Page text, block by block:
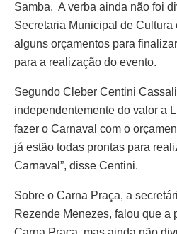
Samba. A verba ainda não foi
Secretaria Municipal de
alguns orçamentos para
para a realização do evento.
Segundo Cleber Centini
independentemente do valor a
fazer o Carnaval com o
já estão todas prontas para
Carnaval”, disse Centini.
Sobre o Carna Praça, a
Rezende Menezes, falou que a